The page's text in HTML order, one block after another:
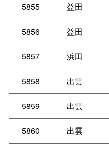
5855 益田
5856 益田
5857 浜田
5858 出雲
5859 出雲
5860 出雲